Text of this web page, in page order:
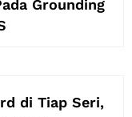
Grounding
di Tiap Seri,